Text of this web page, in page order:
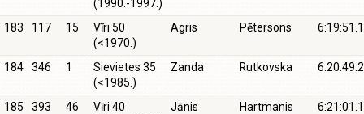
(1990.-1997.)
183 117 15
Vīri 50
(<1970.)
Agris Pētersons 6:19:51.1
184 346 1
Sievietes 35
(<1985.)
Zanda Rutkovska 6:20:49.2
185 393 46
Vīri 40
Jānis Hartmanis 6:21:01.1